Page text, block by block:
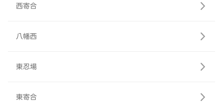
西寄合
八幡西
東忍場
東寄合